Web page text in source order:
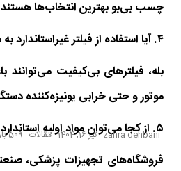
چسب بی‌بو بهترین انتخاب‌ها
۴. آیا استفاده از فیلتر غیراستاندارد به دستگاه آسیب می‌زند؟
بله، فیلترهای بی‌کیفیت
موتور و حتی خرابی یونیزه‌کننده
۵. از کجا می‌توان مواد اولیه استاندارد تهیه کرد؟
فروشگاه‌های تجهیزات پزشکی،
zahra dehbani تیر 16, 1404 مقالات 509 بازدید